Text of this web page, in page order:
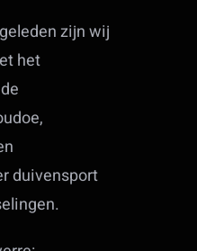
zijn wij
het
duivensport